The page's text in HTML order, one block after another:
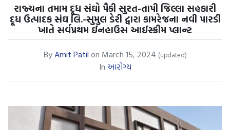
રાજ્યના તમામ દૂધ સંઘો પૈકી સુરત-તાપી જિલ્લા સહકારી
દૂધ ઉત્પાદક સંઘ લિ.-સુમુલ ડેરી દ્વારા કામરેજના નવી પારડી
ખાતે સર્વપ્રથમ ઈનહાઉસ આઈસ્ક્રીમ પ્લાન્ટ
ByAmit Patil on March 15, 2024 (updated)
In આરોગ્ય